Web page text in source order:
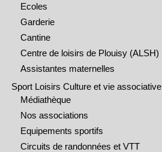
Ecoles
Garderie
Cantine
Centre de loisirs de Plouisy (ALSH)
Assistantes maternelles
Sport Loisirs Culture et vie associative
Médiathèque
Nos associations
Equipements sportifs
Circuits de randonnées et VTT